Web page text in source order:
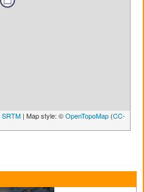
SRTM | Map style: ©OpenTopoMap (CC-